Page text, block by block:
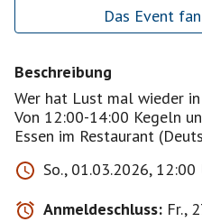
Das Event
Beschreibung
Wer hat Lust mal wieder
Von 12:00-14:00 Kegeln
Essen im Restaurant
So., 01.03.2026, 12:00
Anmeldeschluss: Fr.,